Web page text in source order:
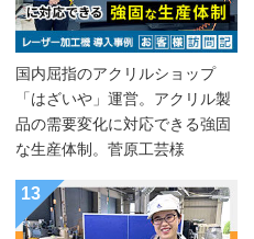
国内屈指のアクリルショップ
「はざいや」運営。アクリル製
品の需要変化に対応できる強固
な生産体制。菅原工芸様
13